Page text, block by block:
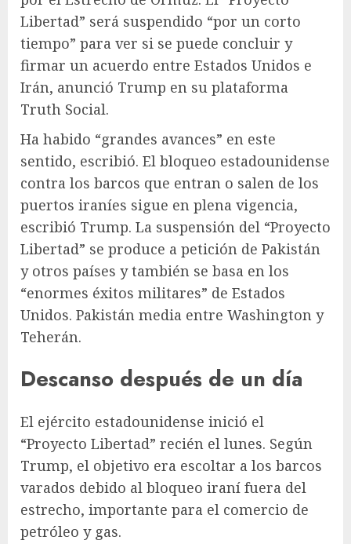
Libertad” será suspendido “por un corto
tiempo” para ver si se puede concluir y
firmar un acuerdo entre Estados Unidos e
Irán, anunció Trump en su plataforma
Truth Social.
Ha habido “grandes avances” en este
sentido, escribió. El bloqueo estadounidense
contra los barcos que entran o salen de los
puertos iraníes sigue en plena vigencia,
escribió Trump. La suspensión del “Proyecto
Libertad” se produce a petición de Pakistán
y otros países y también se basa en los
“enormes éxitos militares” de Estados
Unidos. Pakistán media entre Washington y
Teherán.
Descanso después de un día
El ejército estadounidense inició el
“Proyecto Libertad” recién el lunes. Según
Trump, el objetivo era escoltar a los barcos
varados debido al bloqueo iraní fuera del
estrecho, importante para el comercio de
petróleo y gas.